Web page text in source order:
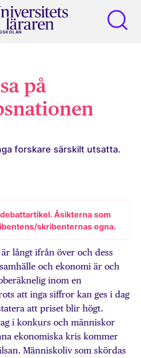
på
forskare särskilt utsatta.
Åsikterna som
skribenternas egna.
långt ifrån över och dess
och ekonomi är och
inom en
att inga siffror kan ges i dag
att priset blir högt.
i konkurs och människor
ekonomiska kris kommer
Människoliv som skördas